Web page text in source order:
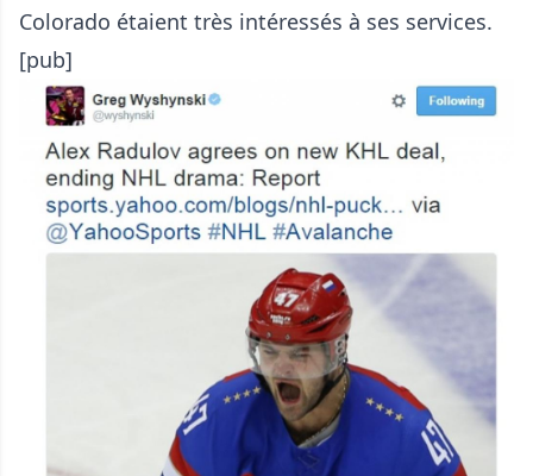
Colorado étaient très intéressés à ses services.
[pub]